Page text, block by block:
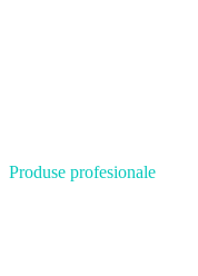
Produse profesionale